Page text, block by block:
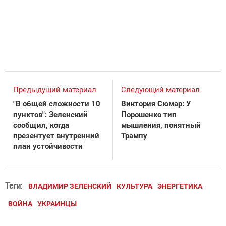
Предыдущий материал
"В общей сложности 10
пунктов": Зеленский
сообщил, когда
презентует внутренний
план устойчивости
Следующий материал
Виктория Сюмар: У
Порошенко тип
мышления, понятный
Трампу
Теги: ВЛАДИМИР ЗЕЛЕНСКИЙ КУЛЬТУРА ЭНЕРГЕТИКА
ВОЙНА УКРАИНЦЫ